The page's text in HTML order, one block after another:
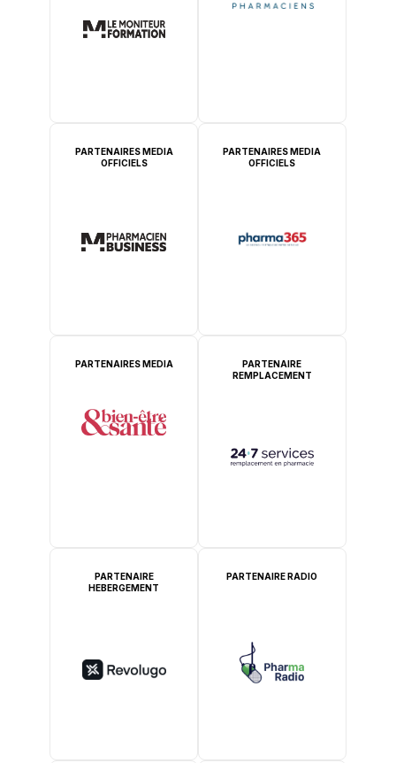
PARTENAIRES MEDIA
OFFICIELS
PARTENAIRES MEDIA
OFFICIELS
PARTENAIRES MEDIA
PARTENAIRE
REMPLACEMENT
PARTENAIRE
HEBERGEMENT
PARTENAIRE RADIO